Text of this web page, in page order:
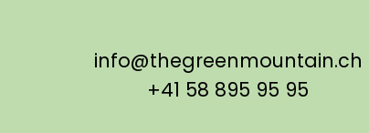
info@thegreenmountain.ch
+41 58 895 95 95